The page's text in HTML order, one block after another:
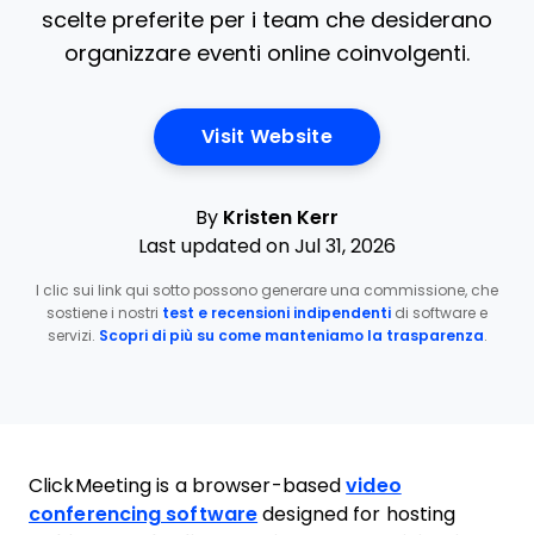
scelte preferite per i team che desiderano
organizzare eventi online coinvolgenti.
Visit WebsiteOpens New Window
By Kristen Kerr
Last updated on Jul 31, 2026
I clic sui link qui sotto possono generare una commissione, che
sostiene i nostri test e recensioni indipendenti di software e
servizi. Scopri di più su come manteniamo la trasparenza.
ClickMeeting is a browser-basedvideo
conferencing software designed for hosting